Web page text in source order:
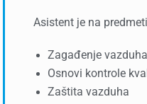
Asistent je na
Zagađenje
Osnovi kontrole
Zaštita vazduha